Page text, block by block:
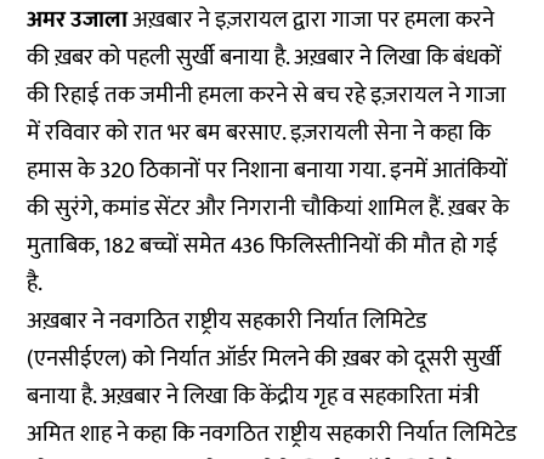
अमर उजालाअख़बार ने इज़रायल द्वारा गाजा पर हमला करने
की ख़बर को पहली सुर्खी बनाया है. अख़बार ने लिखा कि बंधकों
की रिहाई तक जमीनी हमला करने से बच रहे इज़रायल ने गाजा
में रविवार को रात भर बम बरसाए. इज़रायली सेना ने कहा कि
हमास के 320 ठिकानों पर निशाना बनाया गया. इनमें आतंकियों
की सुरंगे, कमांड सेंटर और निगरानी चौकियां शामिल हैं. ख़बर के
मुताबिक, 182 बच्चों समेत 436 फिलिस्तीनियों की मौत हो गई
है.
अख़बार ने नवगठित राष्ट्रीय सहकारी निर्यात लिमिटेड
(एनसीईएल) को निर्यात ऑर्डर मिलने की ख़बर को दूसरी सुर्खी
बनाया है. अख़बार ने लिखा कि केंद्रीय गृह व सहकारिता मंत्री
अमित शाह ने कहा कि नवगठित राष्ट्रीय सहकारी निर्यात लिमिटेड